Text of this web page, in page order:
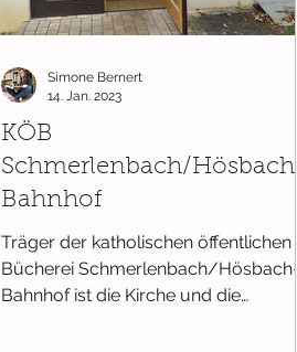
KÖB
Schmerlenbach/Hösbach-
Bahnhof
Träger der katholischen öffentlichen
Bücherei Schmerlenbach/Hösbach-
Bahnhof ist die Kirche und die
Simone Bernert
14. Jan. 2023